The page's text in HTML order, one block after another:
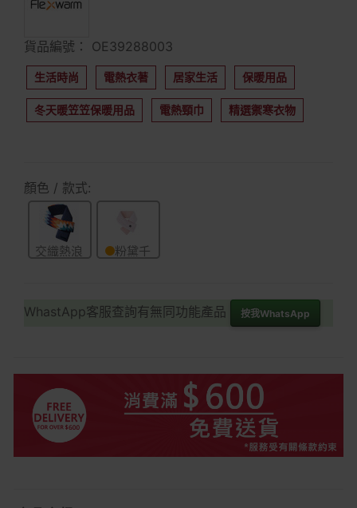
貨品編號： OE39288003
生活時尚 電熱衣著 居家生活 保暖用品
冬天暖笠笠保暖用品 電熱頸巾 精選禦寒衣物
顏色 / 款式:
交織熱浪
粉黛千
WhastApp客服查詢有無同功能產品 按我WhatsApp